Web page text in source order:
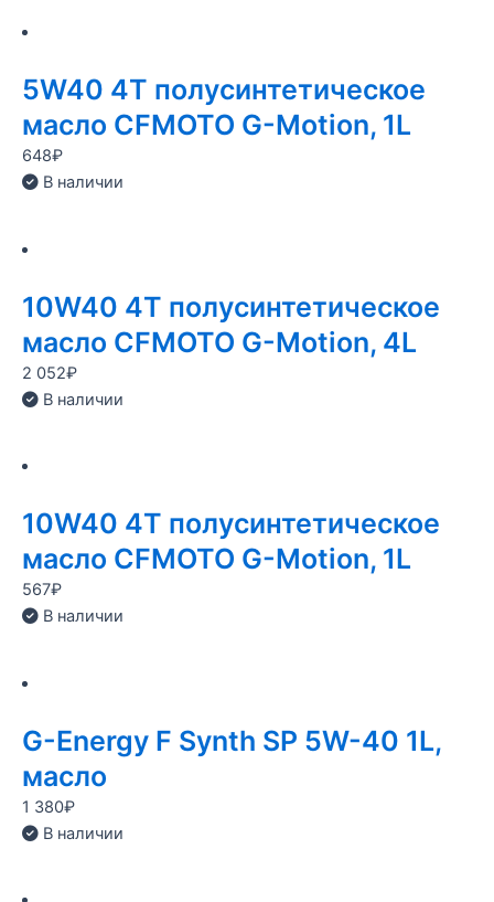
5W40 4T полусинтетическое
масло CFMOTO G-Motion, 1L
648₽
В наличии
10W40 4T полусинтетическое
масло CFMOTO G-Motion, 4L
2 052₽
В наличии
10W40 4T полусинтетическое
масло CFMOTO G-Motion, 1L
567₽
В наличии
G-Energy F Synth SP 5W-40 1L,
масло
1 380₽
В наличии